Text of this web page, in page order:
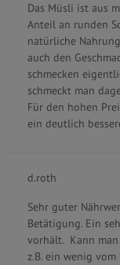
Das Müsli ist aus
Anteil an runden
natürliche
auch den
schmecken
schmeckt man
Für den hohen
ein deutlich
d.roth
Sehr guter
Betätigung. Ein
vorhält. Kann
z.B. ein wenig